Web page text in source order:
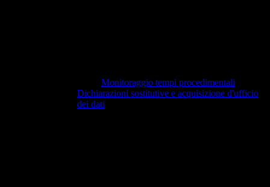
Monitoraggio tempi procedimentali
Dichiarazioni sostitutive e acquisizione d'ufficio
dei dati